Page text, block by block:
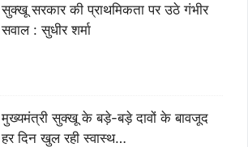
सुक्खू सरकार की प्राथमिकता पर उठे गंभीर
सवाल : सुधीर शर्मा
मुख्यमंत्री सुक्खू के बड़े-बड़े दावों के बावजूद
हर दिन खुल रही स्वास्थ…